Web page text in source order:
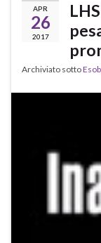
APR
26
2017
Archiviato sotto